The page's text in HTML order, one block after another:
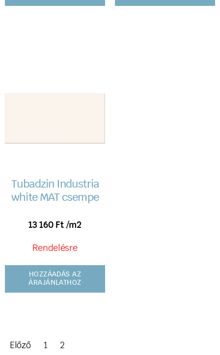
Tubadzin Industria
white MAT csempe
13 160 Ft /m2
Rendelésre
HOZZÁADÁS AZ
ÁRAJÁNLATHOZ
Előző 1 2